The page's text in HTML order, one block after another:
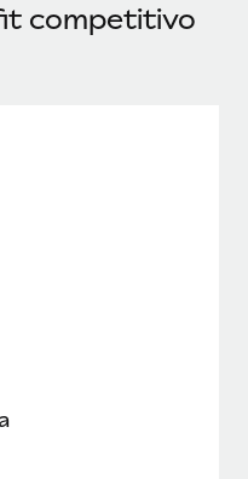
competitivo